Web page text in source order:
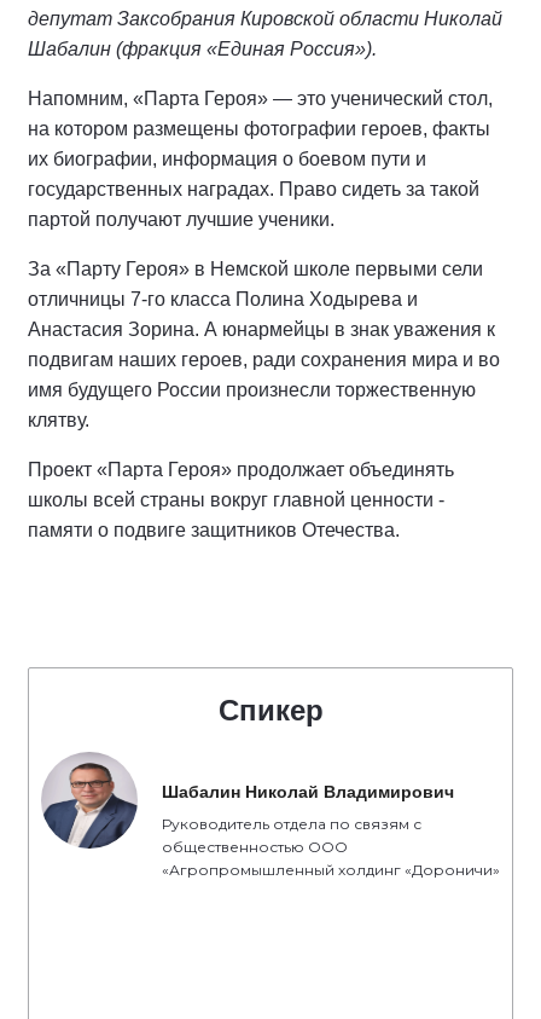
депутат Заксобрания Кировской области Николай
Шабалин (фракция «Единая Россия»).
Напомним, «Парта Героя» — это ученический стол,
на котором размещены фотографии героев, факты
их биографии, информация о боевом пути и
государственных наградах. Право сидеть за такой
партой получают лучшие ученики.
За «Парту Героя» в Немской школе первыми сели
отличницы 7-го класса Полина Ходырева и
Анастасия Зорина. А юнармейцы в знак уважения к
подвигам наших героев, ради сохранения мира и во
имя будущего России произнесли торжественную
клятву.
Проект «Парта Героя» продолжает объединять
школы всей страны вокруг главной ценности -
памяти о подвиге защитников Отечества.
Спикер
Шабалин Николай Владимирович
Руководитель отдела по связям с
общественностью ООО
«Агропромышленный холдинг «Дороничи»